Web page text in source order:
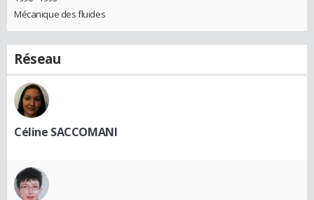
Mécanique des fluides
Réseau
Céline SACCOMANI